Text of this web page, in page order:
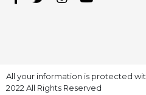
All your information is protected
2022 All Rights Reserved